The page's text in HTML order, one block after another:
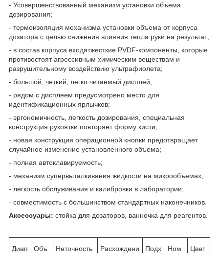
- Усовершенствованный механизм установки объема
дозирования;
- термоизоляция механизма установки объема от корпуса
дозатора с целью снижения влияния тепла руки на результат;
- в состав корпуса входятжесткие PVDF-компоненты, которые
противостоят агрессивным химическим веществам и
разрушительному воздействию ультрафиолета;
- большой, четкий, легко читаемый дисплей;
- рядом с дисплеем предусмотрено место для
идентификационных ярлычков;
- эргономичность, легкость дозирования, специальная
конструкция рукоятки повторяет форму кисти;
- новая конструкция операционной кнопки предотвращает
случайное изменение установленного объема;
- полная автоклавируемость;
- механизм супервыталкивания жидкости на микрообъемах;
- легкость обслуживания и калибровки в лаборатории;
- совместимость с большинством стандартных наконечников.
Аксессуары: стойка для дозаторов, ванночка для реагентов.
Диап
Объ
Неточность
Расхождени
Подх
Ном
Цвет